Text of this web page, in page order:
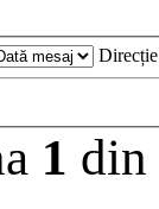
1 din